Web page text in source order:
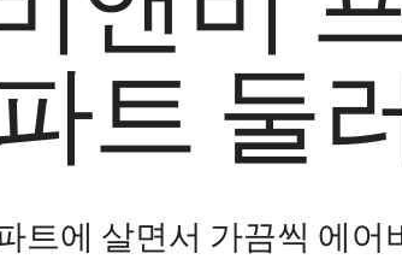
트 둘
트에 살면서 가끔씩 에